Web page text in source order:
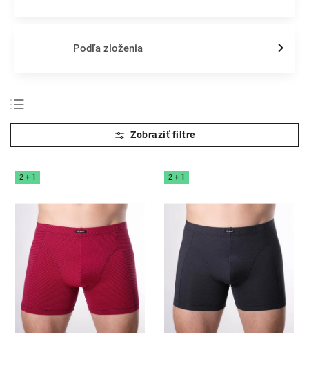
Podľa zloženia
Odporúčame
Najlacnejšie
Najdrahšie
Abecedne
2 + 1 2 + 1